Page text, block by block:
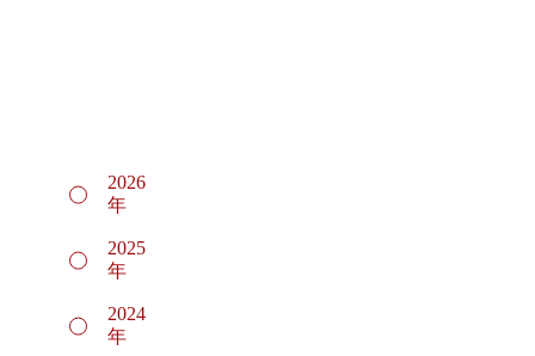
2026
年
2025
年
2024
年